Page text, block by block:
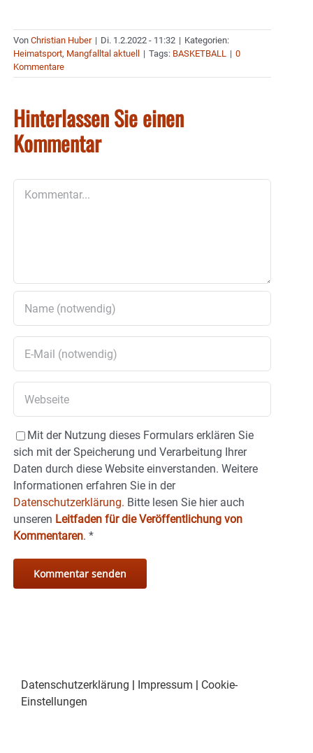
Von Christian Huber | Di. 1.2.2022 - 11:32 | Kategorien:
Heimatsport, Mangfalltal aktuell | Tags: BASKETBALL | 0
Kommentare
Hinterlassen Sie einen
Kommentar
Mit der Nutzung dieses Formulars erklären Sie
sich mit der Speicherung und Verarbeitung Ihrer
Daten durch diese Website einverstanden. Weitere
Informationen erfahren Sie in der
Datenschutzerklärung. Bitte lesen Sie hier auch
unseren Leitfaden für die Veröffentlichung von
Kommentaren. *
Datenschutzerklärung | Impressum | Cookie-
Einstellungen